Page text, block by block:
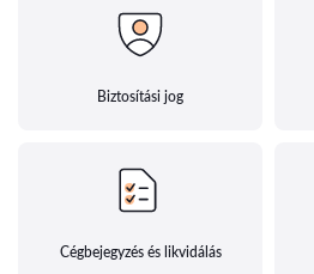
Biztosítási jog
Cégbejegyzés és likvidálás